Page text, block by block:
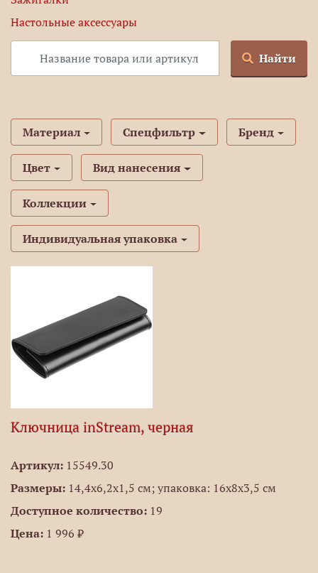
Настольные аксессуары
Найти
Материал Спецфильтр Бренд
Цвет Вид нанесения
Коллекции
Индивидуальная упаковка
Ключница inStream, черная
Артикул: 15549.30
Размеры: 14,4х6,2х1,5 см; упаковка: 16х8х3,5 см
Доступное количество: 19
Цена: 1 996 ₽